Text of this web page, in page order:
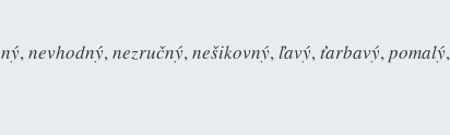
, nevhodný, nezručný, nešikovný, ľavý, ťarbavý, pomalý,